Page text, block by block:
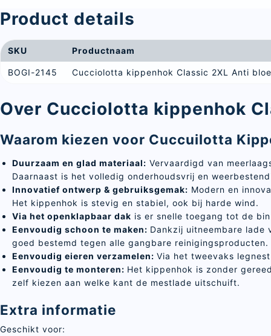
Product details
SKU Productnaam
BOGI-2145 Cucciolotta kippenhok Classic 2XL Anti
Over Cucciolotta kippenhok
Waarom kiezen voor Cuccuilotta
Duurzaam en glad materiaal: Vervaardigd van
Daarnaast is het volledig onderhoudsvrij en
Innovatief ontwerp & gebruiksgemak: Modern en
Het kippenhok is stevig en stabiel, ook bij harde wind.
Via het openklapbaar dak is er snelle toegang tot de
Eenvoudig schoon te maken: Dankzij uitneembare lade
goed bestemd tegen alle gangbare reinigingsproducten.
Eenvoudig eieren verzamelen: Via het tweevaks
Eenvoudig te monteren: Het kippenhok is zonder
zelf kiezen aan welke kant de mestlade uitschuift.
Extra informatie
Geschikt voor: